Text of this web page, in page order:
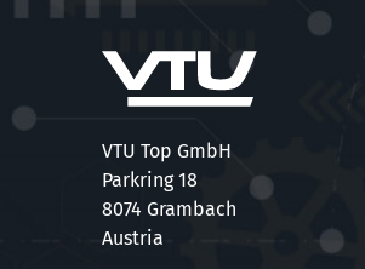
VTU Top GmbH
Parkring 18
8074 Grambach
Austria